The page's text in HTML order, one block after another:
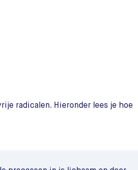
radicalen. Hieronder lees je hoe